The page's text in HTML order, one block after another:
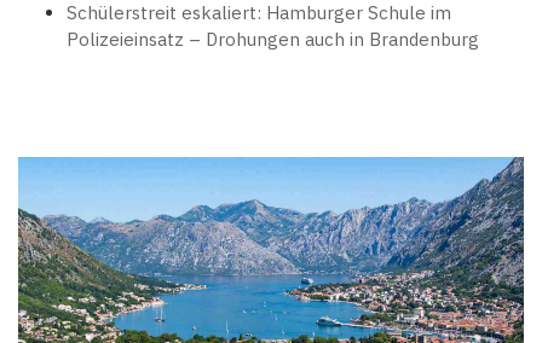
Schülerstreit eskaliert: Hamburger Schule im
Polizeieinsatz – Drohungen auch in Brandenburg